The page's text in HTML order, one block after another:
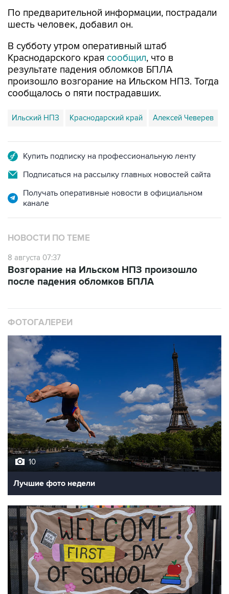
По предварительной информации, пострадали
шесть человек, добавил он.
В субботу утром оперативный штаб
Краснодарского края сообщил, что в
результате падения обломков БПЛА
произошло возгорание на Ильском НПЗ. Тогда
сообщалось о пяти пострадавших.
Ильский НПЗ Краснодарский край Алексей Чеверев
Купить подписку на профессиональную ленту
Подписаться на рассылку главных новостей сайта
Получать оперативные новости в официальном
канале
НОВОСТИ ПО ТЕМЕ
8 августа 07:37
Возгорание на Ильском НПЗ произошло
после падения обломков БПЛА
ФОТОГАЛЕРЕИ
10
Лучшие фото недели